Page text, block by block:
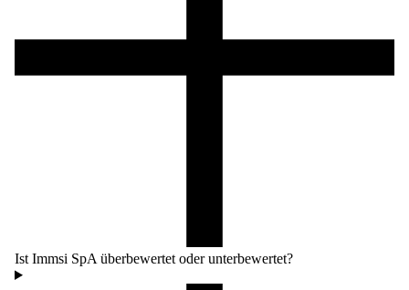
Ist Immsi SpA überbewertet oder unterbewertet?